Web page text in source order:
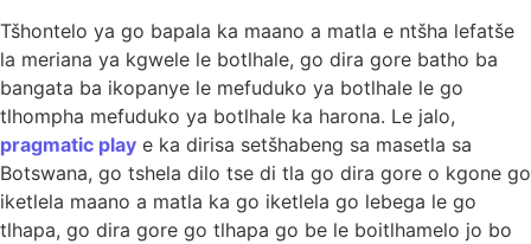
Tšhontelo ya go bapala ka maano a matla e ntšha lefatše
la meriana ya kgwele le botlhale, go dira gore batho ba
bangata ba ikopanye le mefuduko ya botlhale le go
tlhompha mefuduko ya botlhale ka harona. Le jalo,
pragmatic play e ka dirisa setšhabeng sa masetla sa
Botswana, go tshela dilo tse di tla go dira gore o kgone go
iketlela maano a matla ka go iketlela go lebega le go
tlhapa, go dira gore go tlhapa go be le boitlhamelo jo bo